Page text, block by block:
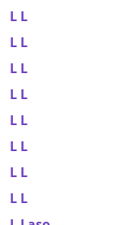
L L
L L
L L
L L
L L
L L
L L
L L